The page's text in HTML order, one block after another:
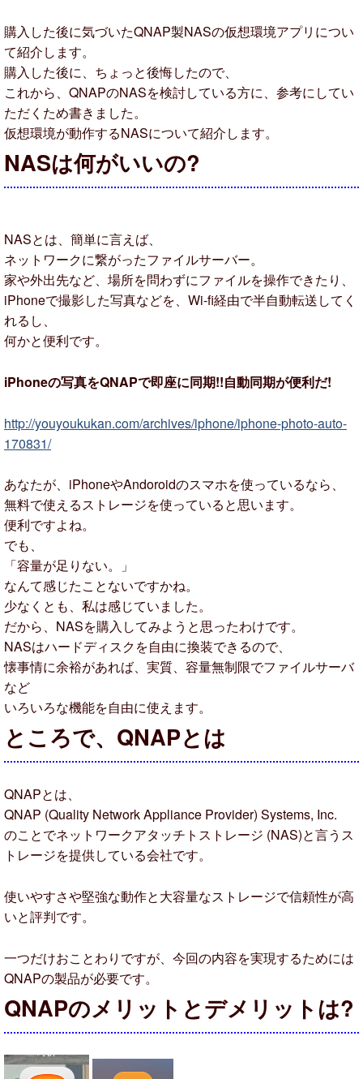
購入した後に気づいたQNAP製NASの仮想環境アプリについ
て紹介します。
購入した後に、ちょっと後悔したので、
これから、QNAPのNASを検討している方に、参考にしてい
ただくため書きました。
仮想環境が動作するNASについて紹介します。
NASは何がいいの?
NASとは、簡単に言えば、
ネットワークに繋がったファイルサーバー。
家や外出先など、場所を問わずにファイルを操作できたり、
iPhoneで撮影した写真などを、Wi-fi経由で半自動転送してく
れるし、
何かと便利です。
iPhoneの写真をQNAPで即座に同期!!自動同期が便利だ!
http://youyoukukan.com/archives/iphone/iphone-photo-auto-
170831/
あなたが、iPhoneやAndoroidのスマホを使っているなら、
無料で使えるストレージを使っていると思います。
便利ですよね。
でも、
「容量が足りない。」
なんて感じたことないですかね。
少なくとも、私は感じていました。
だから、NASを購入してみようと思ったわけです。
NASはハードディスクを自由に換装できるので、
懐事情に余裕があれば、実質、容量無制限でファイルサーバ
など
いろいろな機能を自由に使えます。
ところで、QNAPとは
QNAPとは、
QNAP (Quality Network Appliance Provider) Systems, Inc.
のことでネットワークアタッチトストレージ (NAS)と言うス
トレージを提供している会社です。
使いやすさや堅強な動作と大容量なストレージで信頼性が高
いと評判です。
一つだけおことわりですが、今回の内容を実現するためには
QNAPの製品が必要です。
QNAPのメリットとデメリットは?